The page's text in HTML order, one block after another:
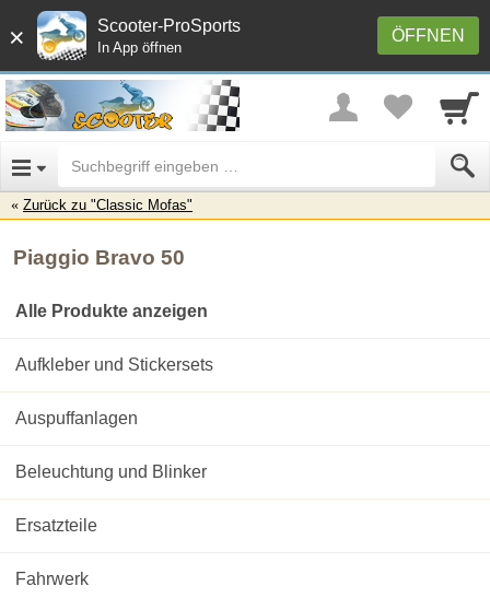
× ÖFFNEN
Scooter-ProSports
In App öffnen
Zurück zu "Classic Mofas"
Piaggio Bravo 50
Alle Produkte anzeigen
Aufkleber und Stickersets
Auspuffanlagen
Beleuchtung und Blinker
Ersatzteile
Fahrwerk